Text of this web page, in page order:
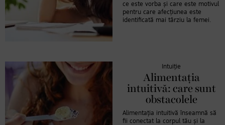
ce este vorba și care este motivul
pentru care afecțiunea este
identificată mai târziu la femei.
Intuiție
Alimentația
intuitivă: care sunt
obstacolele
Alimentația intuitivă înseamnă să
fii conectat la corpul tău și la